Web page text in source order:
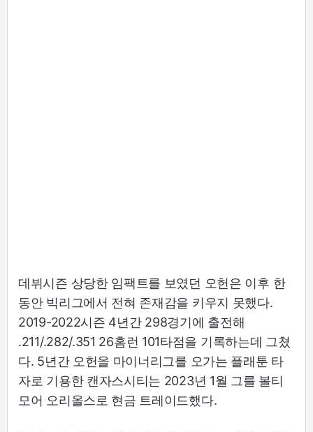
데뷔시즌 상당한 임팩트를 보였던 오헌은 이후 한
동안 빅리그에서 전혀 존재감을 키우지 못했다.
2019-2022시즌 4년간 298경기에 출전해
.211/.282/.351 26홈런 101타점을 기록하는데 그쳤
다. 5년간 오헌을 마이너리그를 오가는 플래툰 타
자로 기용한 캔자스시티는 2023년 1월 그를 볼티
모어 오리올스로 현금 트레이드했다.